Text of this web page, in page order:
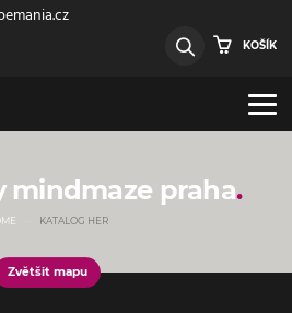
KOŠÍK
Zvětšit mapu
mindmaze praha
KATALOG HER